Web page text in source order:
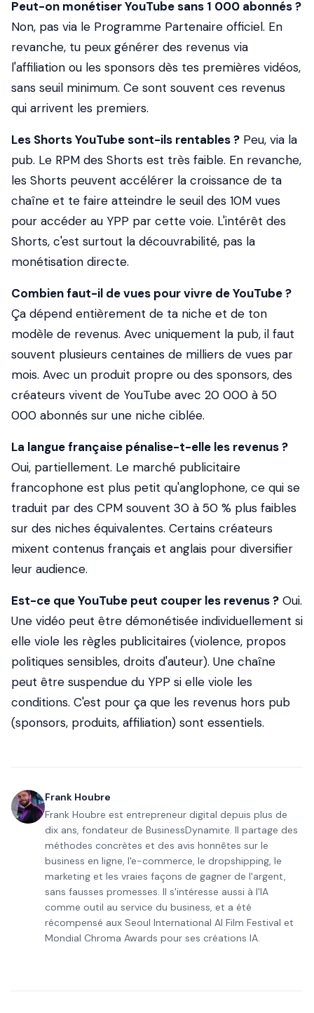
Peut-on monétiser YouTube sans 1 000 abonnés ?
Non, pas via le Programme Partenaire officiel. En
revanche, tu peux générer des revenus via
l'affiliation ou les sponsors dès tes premières vidéos,
sans seuil minimum. Ce sont souvent ces revenus
qui arrivent les premiers.
Les Shorts YouTube sont-ils rentables ? Peu, via la
pub. Le RPM des Shorts est très faible. En revanche,
les Shorts peuvent accélérer la croissance de ta
chaîne et te faire atteindre le seuil des 10M vues
pour accéder au YPP par cette voie. L'intérêt des
Shorts, c'est surtout la découvrabilité, pas la
monétisation directe.
Combien faut-il de vues pour vivre de YouTube ?
Ça dépend entièrement de ta niche et de ton
modèle de revenus. Avec uniquement la pub, il faut
souvent plusieurs centaines de milliers de vues par
mois. Avec un produit propre ou des sponsors, des
créateurs vivent de YouTube avec 20 000 à 50
000 abonnés sur une niche ciblée.
La langue française pénalise-t-elle les revenus ?
Oui, partiellement. Le marché publicitaire
francophone est plus petit qu'anglophone, ce qui se
traduit par des CPM souvent 30 à 50 % plus faibles
sur des niches équivalentes. Certains créateurs
mixent contenus français et anglais pour diversifier
leur audience.
Est-ce que YouTube peut couper les revenus ? Oui.
Une vidéo peut être démonétisée individuellement si
elle viole les règles publicitaires (violence, propos
politiques sensibles, droits d'auteur). Une chaîne
peut être suspendue du YPP si elle viole les
conditions. C'est pour ça que les revenus hors pub
(sponsors, produits, affiliation) sont essentiels.
Frank Houbre
Frank Houbre est entrepreneur digital depuis plus de
dix ans, fondateur de BusinessDynamite. Il partage des
méthodes concrètes et des avis honnêtes sur le
business en ligne, l'e-commerce, le dropshipping, le
marketing et les vraies façons de gagner de l'argent,
sans fausses promesses. Il s'intéresse aussi à l'IA
comme outil au service du business, et a été
récompensé aux Seoul International AI Film Festival et
Mondial Chroma Awards pour ses créations IA.